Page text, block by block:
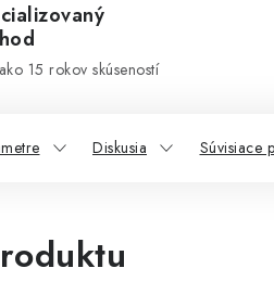
15 rokov skúseností
Diskusia Súvisiace